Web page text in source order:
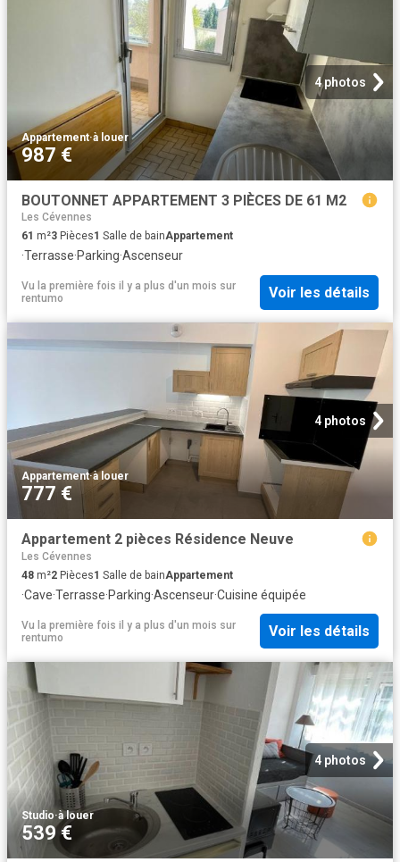
4 photos
Appartement·à louer
987 €
BOUTONNET APPARTEMENT 3 PIÈCES DE 61 M2
Les Cévennes
61 m²3 Pièces1 Salle de bainAppartement
·Terrasse·Parking·Ascenseur
Vu la première fois il y a plus d'un mois sur
rentumo
Voir les détails
4 photos
Appartement·à louer
777 €
Appartement 2 pièces Résidence Neuve
Les Cévennes
48 m²2 Pièces1 Salle de bainAppartement
·Cave·Terrasse·Parking·Ascenseur·Cuisine équipée
Vu la première fois il y a plus d'un mois sur
rentumo
Voir les détails
4 photos
Studio·à louer
539 €